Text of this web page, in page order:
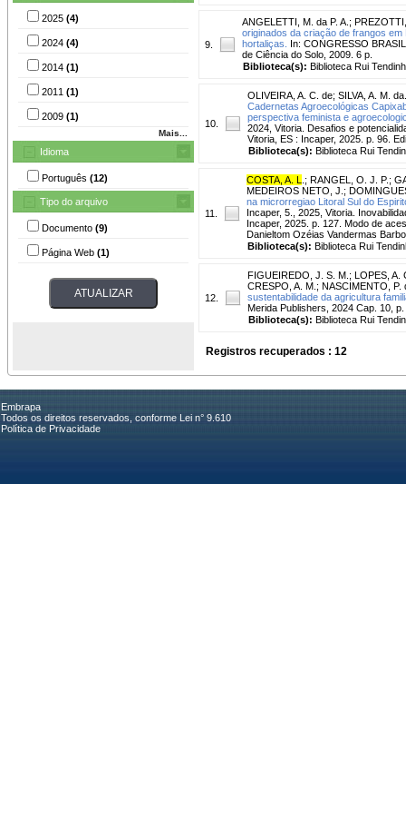
2025 (4)
2024 (4)
2014 (1)
2011 (1)
2009 (1)
Mais...
Idioma
Português (12)
Tipo do arquivo
Documento (9)
Página Web (1)
9.
ANGELETTI, M. da P. A. ;
originados da criação de frangos
hortaliças.
In: CONGRESSO
de Ciência do Solo, 2009. 6 p.
Biblioteca(s): Biblioteca Rui
10.
OLIVEIRA, A. C. de; SILVA, A. M. da.
Cadernetas Agroecológicas
perspectiva feminista e
2024, Vitoria. Desafios e
Vitoria, ES : Incaper, 2025. p. 96.
Biblioteca(s): Biblioteca Rui
11.
COSTA, A. L ; RANGEL, O. J. P. ;
MEDEIROS NETO, J. ;
na microrregiao Litoral Sul do
Incaper, 5., 2025, Vitoria.
Incaper, 2025. p. 127. Modo de
Danieltom Ozéias Vandermas
Biblioteca(s): Biblioteca Rui
12.
FIGUEIREDO, J. S. M. ; LOPES, A.
CRESPO, A. M. ; NASCIMENTO, P.
sustentabilidade da agricultura
Merida Publishers, 2024 Cap. 10,
Biblioteca(s): Biblioteca Rui
Registros recuperados : 12
Embrapa
Todos os direitos reservados, conforme Lei n° 9.610
Política de Privacidade